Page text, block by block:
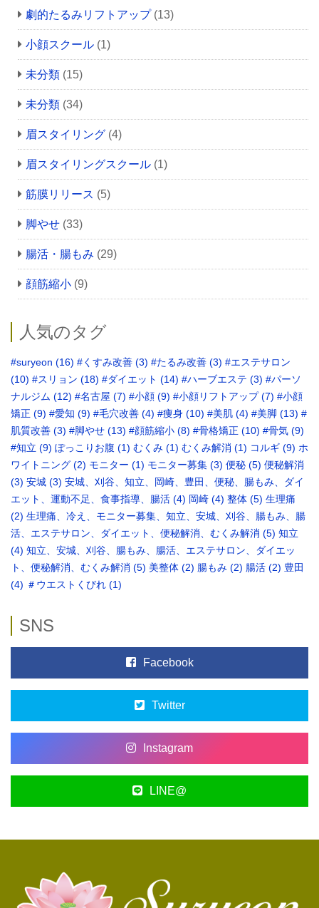
劇的たるみリフトアップ(13)
小顔スクール (1)
未分類 (15)
未分類 (34)
眉スタイリング (4)
眉スタイリングスクール (1)
筋膜リリース (5)
脚やせ (33)
腸活・腸もみ (29)
顔筋縮小 (9)
人気のタグ
#suryeon (16) #くすみ改善 (3) #たるみ改善 (3) #エステサロン
(10) #スリョン (18) #ダイエット (14) #ハーブエステ (3) #パーソ
ナルジム (12) #名古屋 (7) #小顔 (9) #小顔リフトアップ(7) #小顔
矯正 (9) #愛知 (9) #毛穴改善 (4) #痩身 (10) #美肌 (4) #美脚 (13) #
肌質改善 (3) #脚やせ (13) #顔筋縮小 (8) #骨格矯正‬ (10) #骨気 (9)
‪#知立 (9) ぽっこりお腹 (1) むくみ (1) むくみ解消 (1) コルギ (9) ホ
ワイトニング (2) モニター (1) モニター募集 (3) 便秘 (5) 便秘解消
(3) 安城 (3) 安城、刈谷、知立、岡崎、豊田、便秘、腸もみ、ダイ
エット、運動不足、食事指導、腸活 (4) 岡崎 (4) 整体 (5) 生理痛
(2) 生理痛、冷え、モニター募集、知立、安城、刈谷、腸もみ、腸
活、エステサロン、ダイエット、便秘解消、むくみ解消 (5) 知立
(4) 知立、安城、刈谷、腸もみ、腸活、エステサロン、ダイエッ
ト、便秘解消、むくみ解消 (5) 美整体 (2) 腸もみ (2) 腸活 (2) 豊田
(4) ＃ウエストくびれ (1)
SNS
Facebook
Twitter
Instagram
LINE@